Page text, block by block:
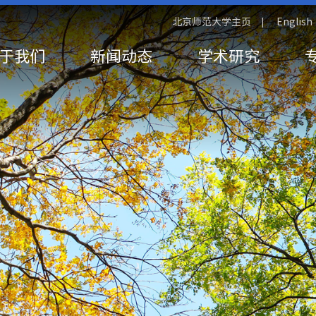
北京师范大学主页 | English
我们 新闻动态 学术研究